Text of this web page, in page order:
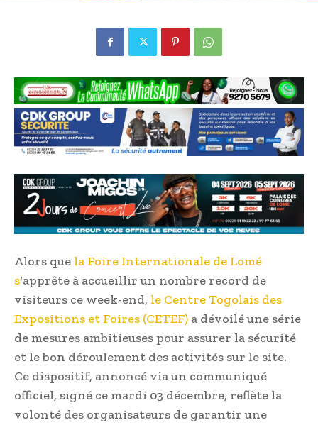
Alors que la Foire Internationale de Lomé
s‘apprête à accueillir un nombre record de
visiteurs ce week-end, le Centre Togolais des
Expositions et Foires (CETEF) a dévoilé une série
de mesures ambitieuses pour assurer la sécurité
et le bon déroulement des activités sur le site.
Ce dispositif, annoncé via un communiqué
officiel, signé ce mardi 03 décembre, reflète la
volonté des organisateurs de garantir une